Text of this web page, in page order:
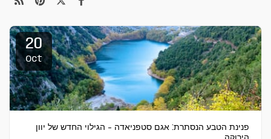
20
Oct
פנינת הטבע הנסתרת: אגם סטפניאדה – הגילוי החדש של יוון